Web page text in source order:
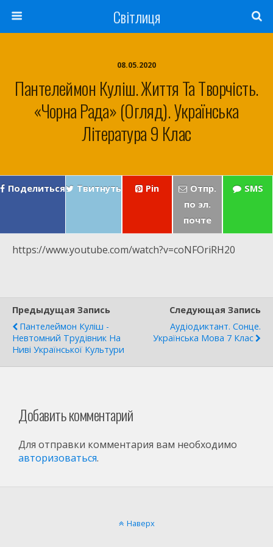
Світлиця
08.05.2020
Пантелеймон Куліш. Життя Та Творчість.
«Чорна Рада» (огляд). Українська
Література 9 Клас
Поделиться Твитнуть Pin
Отпр.
по эл.
почте
SMS
https://www.youtube.com/watch?v=coNFOriRH20
Предыдущая Запись
Пантелеймон Куліш -
Невтомний Трудівник На
Ниві Української Культури
Следующая Запись
Аудіодиктант. Сонце.
Українська Мова 7 Клас
Добавить комментарий
Для отправки комментария вам необходимо
авторизоваться.
Наверх